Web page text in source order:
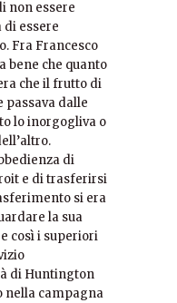
non essere
essere
Fra Francesco
bene che quanto
che il frutto di
passava dalle
lo inorgogliva o
di
e di trasferirsi
si era
la sua
così i superiori
di Huntington
nella campagna